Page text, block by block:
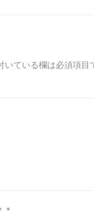
いている欄は必須項目